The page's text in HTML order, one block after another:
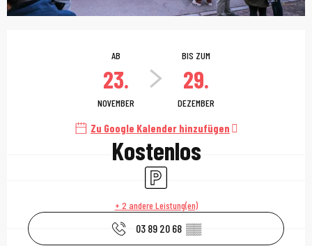
Öffnungszeiten &
AB
23.
NOVEMBER
BIS ZUM
29.
DEZEMBER
Zu Google Kalender hinzufügen
Kostenlos
Parkplatz
+ 2 andere Leistung(en)
03 89 20 68 ▒▒